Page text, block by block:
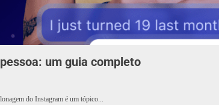
um guia completo
do Instagram é um tópico...